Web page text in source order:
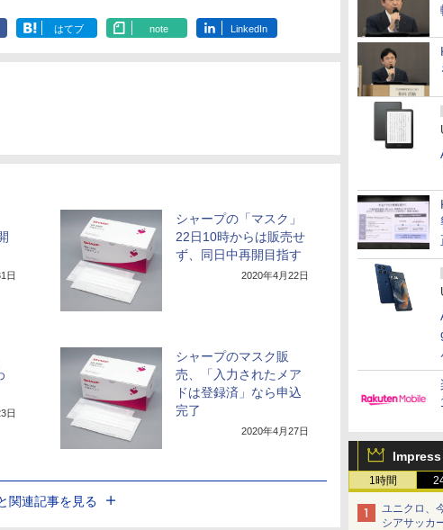
Impress
1時間
ユニクロ、
シアサッカ
はてブ note LinkedIn
日
シャープの「マスク」
22日10時からは販売せ
ず、同日中再開目指す
2020年4月22日
日
シャープのマスク販
売、「入力されたメア
ドは登録済」なら申込
完了
2020年4月27日
関連記事を見る